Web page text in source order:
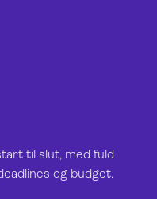
til slut, med fuld
og budget.